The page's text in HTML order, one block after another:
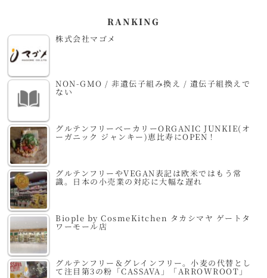
RANKING
株式会社マゴメ
NON-GMO / 非遺伝子組み換え / 遺伝子組換えで
ない
グルテンフリーベーカリーORGANIC JUNKIE(オ
ーガニック ジャンキー)恵比寿にOPEN！
グルテンフリーやVEGAN表記は欧米ではもう常
識。日本の小売業の対応に大幅な遅れ
Biople by CosmeKitchen タカシマヤ ゲートタ
ワーモール店
グルテンフリー＆グレインフリー。小麦の代替とし
て注目第3の粉「CASSAVA」「ARROWROOT」